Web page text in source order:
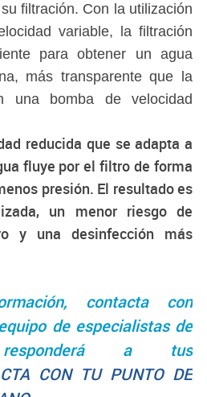
filtración. Con la utilización
variable, la filtración
para obtener un agua
más transparente que la
una bomba de velocidad
reducida que se adapta a
fluye por el filtro de forma
presión. El resultado es
un menor riesgo de
y una desinfección más
contacta con
de especialistas de
a tus
CON TU PUNTO DE